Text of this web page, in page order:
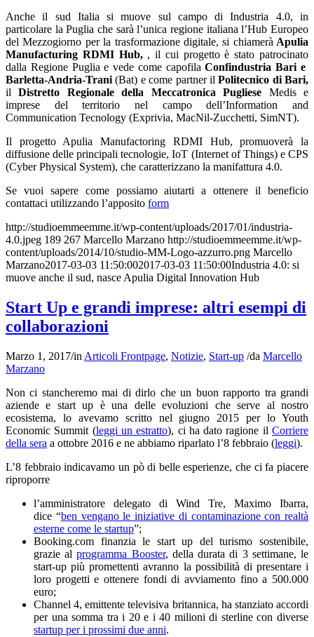
Anche il sud Italia si muove sul campo di Industria 4.0, in
particolare la Puglia che sarà l’unica regione italiana l’Hub Europeo
del Mezzogiorno per la trasformazione digitale, si chiamerà Apulia
Manufacturing RDMI Hub,, il cui progetto è stato patrocinato
dalla Regione Puglia e vede come capofilaConfindustria Bari e
Barletta-Andria-Trani (Bat) e come partner il Politecnico di Bari,
ilDistretto Regionale della Meccatronica Pugliese Medis e
imprese del territorio nel campo dell’Information and
Communication Tecnology (Exprivia, MacNil-Zucchetti, SimNT).
Il progetto Apulia Manufactoring RDMI Hub, promuoverà la
diffusione delle principali tecnologie, IoT (Internet of Things) e CPS
(Cyber Physical System), che caratterizzano la manifattura 4.0.
Se vuoi sapere come possiamo aiutarti a ottenere il beneficio
contattaci utilizzando l’apposito form
http://studioemmeemme.it/wp-content/uploads/2017/01/industria-
4.0.jpeg 189 267 Marcello Marzano http://studioemmeemme.it/wp-
content/uploads/2014/10/studio-MM-Logo-azzurro.png Marcello
Marzano2017-03-03 11:50:002017-03-03 11:50:00Industria 4.0: si
muove anche il sud, nasce Apulia Digital Innovation Hub
Start Up e grandi imprese: altri esempi di
collaborazioni
Marzo 1, 2017/in Articoli Frontpage, Notizie, Start-up /da Marcello
Marzano
Non ci stancheremo mai di dirlo che un buon rapporto tra grandi
aziende e start up è una delle evoluzioni che serve al nostro
ecosistema, lo avevamo scritto nel giugno 2015 per lo Youth
Economic Summit (leggi un estratto), ci ha dato ragione ilCorriere
della sera a ottobre 2016 e ne abbiamo riparlato l’8 febbraio (leggi).
L’8 febbraio indicavamo un pò di belle esperienze, che ci fa piacere
riproporre
l’amministratore delegato di Wind Tre, Maximo Ibarra,
dice “ben vengano le iniziative di contaminazione con realtà
esterne come le startup”;
Booking.com finanzia le start up del turismo sostenibile,
grazie alprogramma Booster, della durata di 3 settimane, le
start-up più promettenti avranno la possibilità di presentare i
loro progetti e ottenere fondi di avviamento fino a 500.000
euro;
Channel 4, emittente televisiva britannica, ha stanziato accordi
per una somma tra i 20 e i 40 milioni di sterline con diverse
startup per i prossimi due anni.